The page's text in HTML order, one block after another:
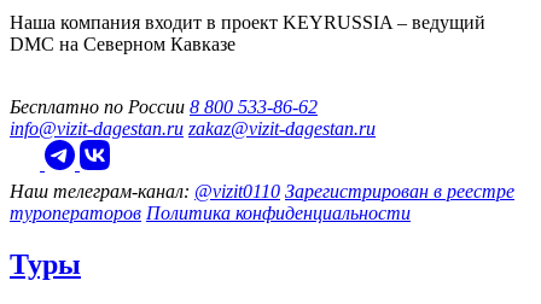
Наша компания входит в проект KEYRUSSIA – ведущий
DMC на Северном Кавказе
Бесплатно по России 8 800 533-86-62
info@vizit-dagestan.ru zakaz@vizit-dagestan.ru
Наш телеграм‑канал: @vizit0110 Зарегистрирован в реестре
туроператоров Политика конфиденциальности
Туры